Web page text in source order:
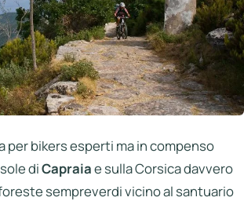
per bikers esperti ma in compenso
diCapraiae sulla Corsica davvero
sempreverdi vicino al santuario